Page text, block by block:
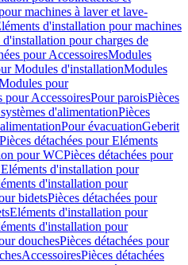
machines à laver et lave-
d'installation pour machines
d'installation pour charges de
pour AccessoiresModules
Modules d'installationModules
pour
pour AccessoiresPour paroisPièces
d'alimentationPièces
Pour évacuationGeberit
Pièces détachées pour Eléments
pour WCPièces détachées pour
Eléments d'installation pour
d'installation pour
bidetsPièces détachées pour
Eléments d'installation pour
d'installation pour
douchesPièces détachées pour
AccessoiresPièces détachées